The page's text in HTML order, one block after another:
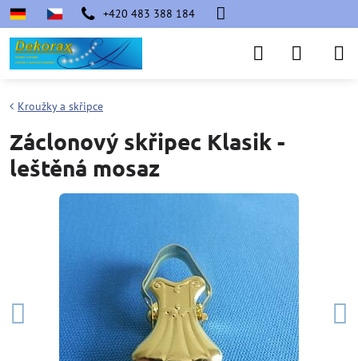
+420 483 388 184
Kroužky a skřipce
Záclonový skřipec Klasik -
leštěná mosaz